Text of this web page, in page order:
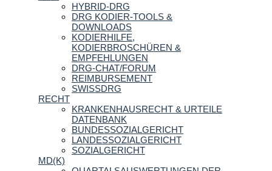
HYBRID-DRG
DRG KODIER-TOOLS &
DOWNLOADS
KODIERHILFE,
KODIERBROSCHÜREN &
EMPFEHLUNGEN
DRG-CHAT/FORUM
REIMBURSEMENT
SWISSDRG
RECHT
KRANKENHAUSRECHT & URTEILE
DATENBANK
BUNDESSOZIALGERICHT
LANDESSOZIALGERICHT
SOZIALGERICHT
MD(K)